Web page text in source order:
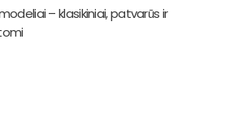
– klasikiniai, patvarūs ir